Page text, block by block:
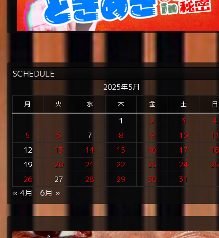
SCHEDULE
2025年5月
月 火 水 木 金 土 日
1 2 3
4
5
6 7 8 9 10
11
12
13 14 15 16 17
18
19
20 21 22 23 24
25
26
27 28 29 30 31
« 4月 6月 »